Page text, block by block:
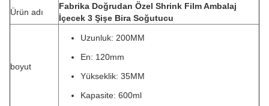
Ürün adı
Fabrika Doğrudan Özel Shrink Film Ambalaj
İçecek 3 Şişe Bira Soğutucu
boyut
Uzunluk: 200MM
En: 120mm
Yükseklik: 35MM
Kapasite: 600ml